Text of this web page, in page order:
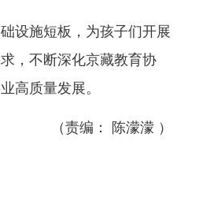
设施短板，为孩子们开展
，不断深化京藏教育协
高质量发展。
（责编： 陈濛濛 ）